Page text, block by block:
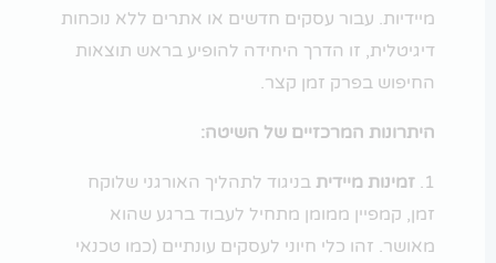
מיידיות. עבור עסקים חדשים או אתרים ללא נוכחות
דיגיטלית, זו הדרך היחידה להופיע בראש תוצאות
החיפוש בפרק זמן קצר.
היתרונות המרכזיים של השיטה:
זמינות מיידיתבניגוד לתהליך האורגני שלוקח
זמן, קמפיין ממומן מתחיל לעבוד ברגע שהוא
מאושר. זהו כלי חיוני לעסקים עונתיים (כמו טכנאי